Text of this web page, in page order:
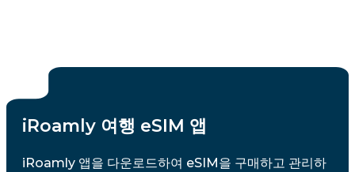
iRoamly 여행 eSIM 앱
iRoamly 앱을 다운로드하여 eSIM을 구매하고 관리하